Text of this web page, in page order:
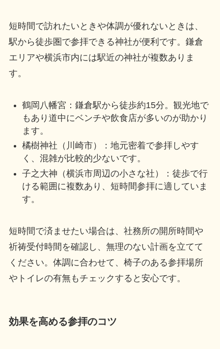
短時間で訪れたいときや体調が優れないときは、
駅から徒歩圏で参拝できる神社が便利です。鎌倉
エリアや横浜市内には駅近の神社が複数ありま
す。
鶴岡八幡宮：鎌倉駅から徒歩約15分。観光地で
もあり道中にベンチや飲食店が多いのが助かり
ます。
橘樹神社（川崎市）：地元密着で参拝しやす
く、混雑が比較的少ないです。
子之大神（横浜市周辺の小さな社）：徒歩で行
ける範囲に複数あり、短時間参拝に適していま
す。
短時間で済ませたい場合は、社務所の開所時間や
祈祷受付時間を確認し、無理のない計画を立てて
ください。体調に合わせて、椅子のある参拝場所
やトイレの有無もチェックすると安心です。
効果を高める参拝のコツ